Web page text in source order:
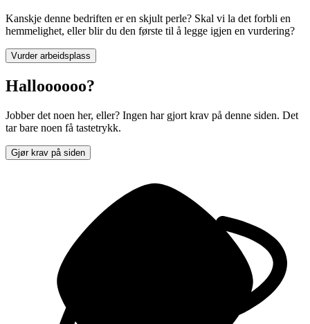
Kanskje denne bedriften er en skjult perle? Skal vi la det forbli en
hemmelighet, eller blir du den første til å legge igjen en vurdering?
Vurder arbeidsplass
Halloooooo?
Jobber det noen her, eller? Ingen har gjort krav på denne siden. Det
tar bare noen få tastetrykk.
Gjør krav på siden